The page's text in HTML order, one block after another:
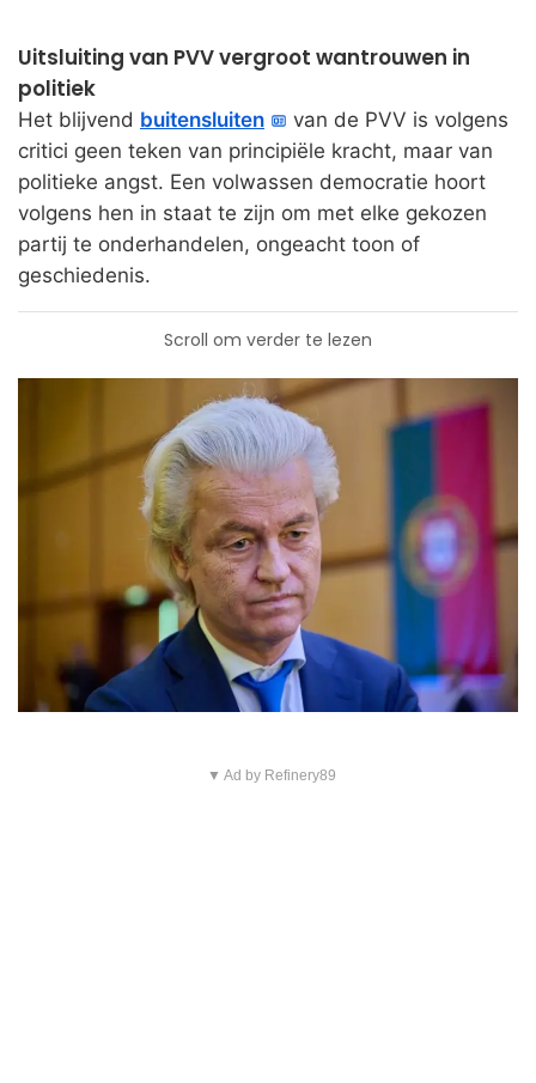
Uitsluiting van PVV vergroot wantrouwen in
politiek
Het blijvend buitensluiten
van de PVV is volgens
critici geen teken van principiële kracht, maar van
politieke angst. Een volwassen democratie hoort
volgens hen in staat te zijn om met elke gekozen
partij te onderhandelen, ongeacht toon of
geschiedenis.
Scroll om verder te lezen
▼ Ad by Refinery89